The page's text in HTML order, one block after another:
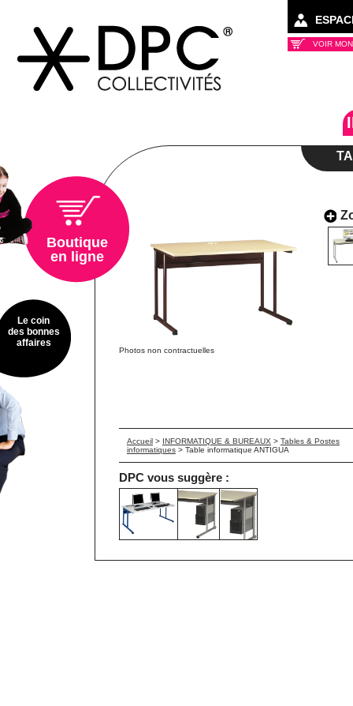
VOIR
Photos non contractuelles
Accueil > INFORMATIQUE & BUREAUX > Tables & Postes
informatiques > Table informatique ANTIGUA
DPC vous suggère :
Boutique
en ligne
Le coin
des bonnes
affaires